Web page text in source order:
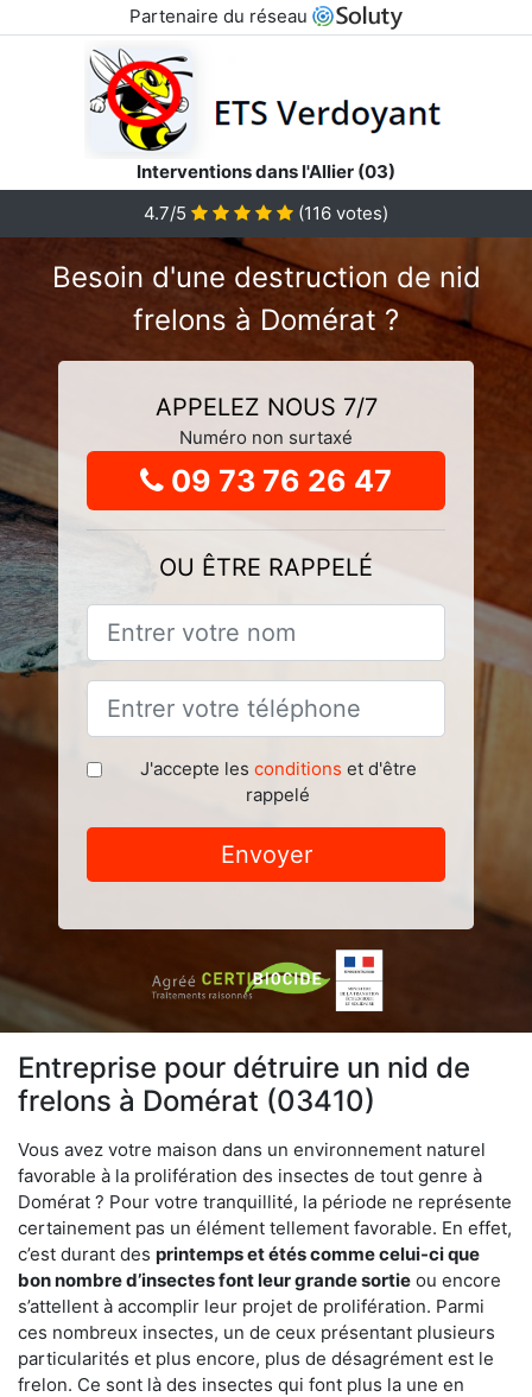
Partenaire du réseau
Interventions dans l'Allier (03)
4.7/5 (116 votes)
Besoin d'une destruction de nid
frelons à Domérat ?
APPELEZ NOUS 7/7
Numéro non surtaxé
09 73 76 26 47
OU ÊTRE RAPPELÉ
J'accepte les conditions et d'être
rappelé
Envoyer
Entreprise pour détruire un nid de
frelons à Domérat (03410)
Vous avez votre maison dans un environnement naturel
favorable à la prolifération des insectes de tout genre à
Domérat ? Pour votre tranquillité, la période ne représente
certainement pas un élément tellement favorable. En effet,
c’est durant des printemps et étés comme celui-ci que
bon nombre d’insectes font leur grande sortie ou encore
s’attellent à accomplir leur projet de prolifération. Parmi
ces nombreux insectes, un de ceux présentant plusieurs
particularités et plus encore, plus de désagrément est le
frelon. Ce sont là des insectes qui font plus la une en